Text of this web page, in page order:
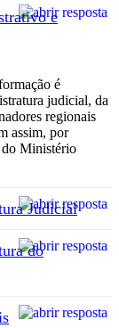
e
é
judicial, da
regionais
assim, por
do Ministério
Judicial
do